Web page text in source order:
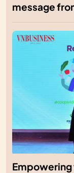
message